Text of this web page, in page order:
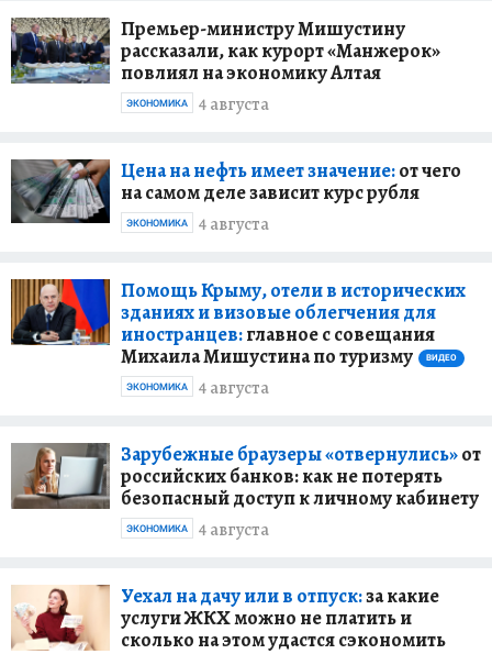
Премьер-министру Мишустину
рассказали, как курорт «Манжерок»
повлиял на экономику Алтая
4 августа
ЭКОНОМИКА
Цена на нефть имеет значение:от чего
на самом деле зависит курс рубля
4 августа
ЭКОНОМИКА
Помощь Крыму, отели в исторических
зданиях и визовые облегчения для
иностранцев:главное с совещания
Михаила Мишустина по туризму
ВИДЕО
4 августа
ЭКОНОМИКА
Зарубежные браузеры «отвернулись»от
российских банков: как не потерять
безопасный доступ к личному кабинету
4 августа
ЭКОНОМИКА
Уехал на дачу или в отпуск:за какие
услуги ЖКХ можно не платить и
сколько на этом удастся сэкономить